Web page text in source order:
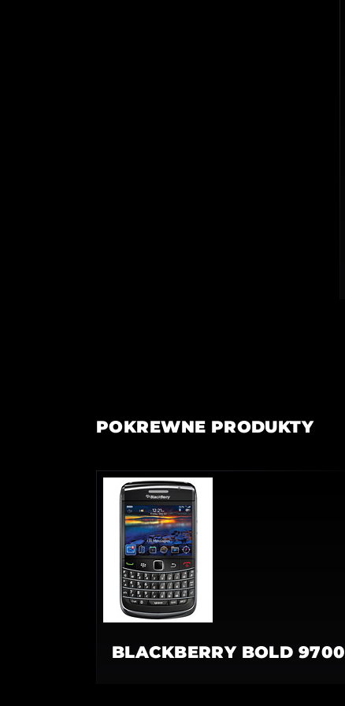
POKREWNE PRODUKTY
BLACKBERRY BOLD 9700